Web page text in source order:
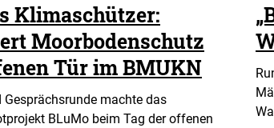
Klimaschützer:
Moorbodenschutz
Tür im BMUKN
machte das
BLuMo beim Tag der offenen